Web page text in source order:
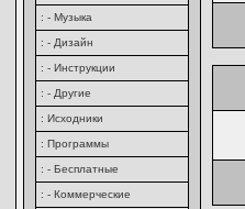
: - Музыка
: - Дизайн
: - Инструкции
: - Другие
: Исходники
: Программы
: - Бесплатные
: - Коммерческие